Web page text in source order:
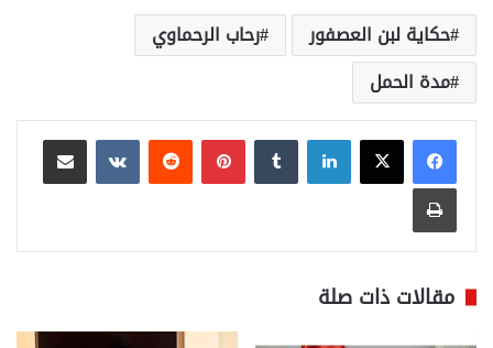
حكاية لبن العصفور
رحاب الرحماوي
مدة الحمل
لينكدإن بينتيريست
مشاركة عبر البريد
طباعة
مقالات ذات صلة